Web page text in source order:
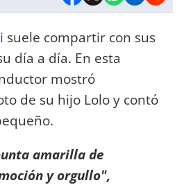
suele compartir con sus
día a día. En esta
mostró
de su hijo Lolo y contó
amarilla de
y orgullo",